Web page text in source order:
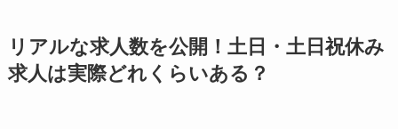
リアルな求人数を公開！土日・土日祝休み
求人は実際どれくらいある？